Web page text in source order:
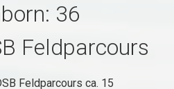
36
Feldparcours
Feldparcours ca. 15